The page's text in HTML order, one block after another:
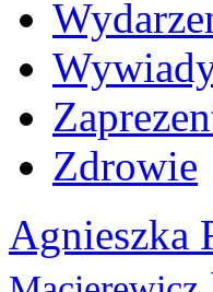
Zdrowie
Agnieszka